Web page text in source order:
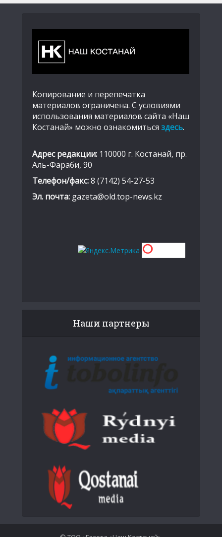
Копирование и перепечатка
материалов ограничена. С условиями
использования материалов сайта «Наш
Костанай» можно ознакомиться здесь.
Адрес редакции: 110000 г. Костанай, пр.
Аль-Фараби, 90
Телефон/факс:8 (7142) 54-27-53
Эл. почта: gazeta@old.top-news.kz
Наши партнеры